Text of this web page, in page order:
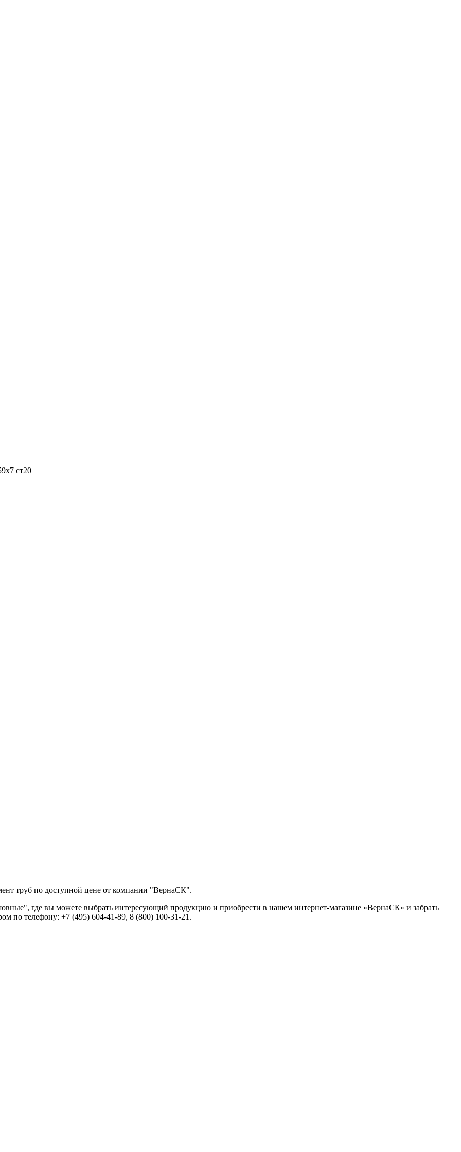
ст20
труб по доступной цене от компании "ВернаСК".
где вы можете выбрать интересующий продукцию и приобрести в нашем интернет-магазине «ВернаСК» и забрать
по телефону: +7 (495) 604-41-89, 8 (800) 100-31-21.